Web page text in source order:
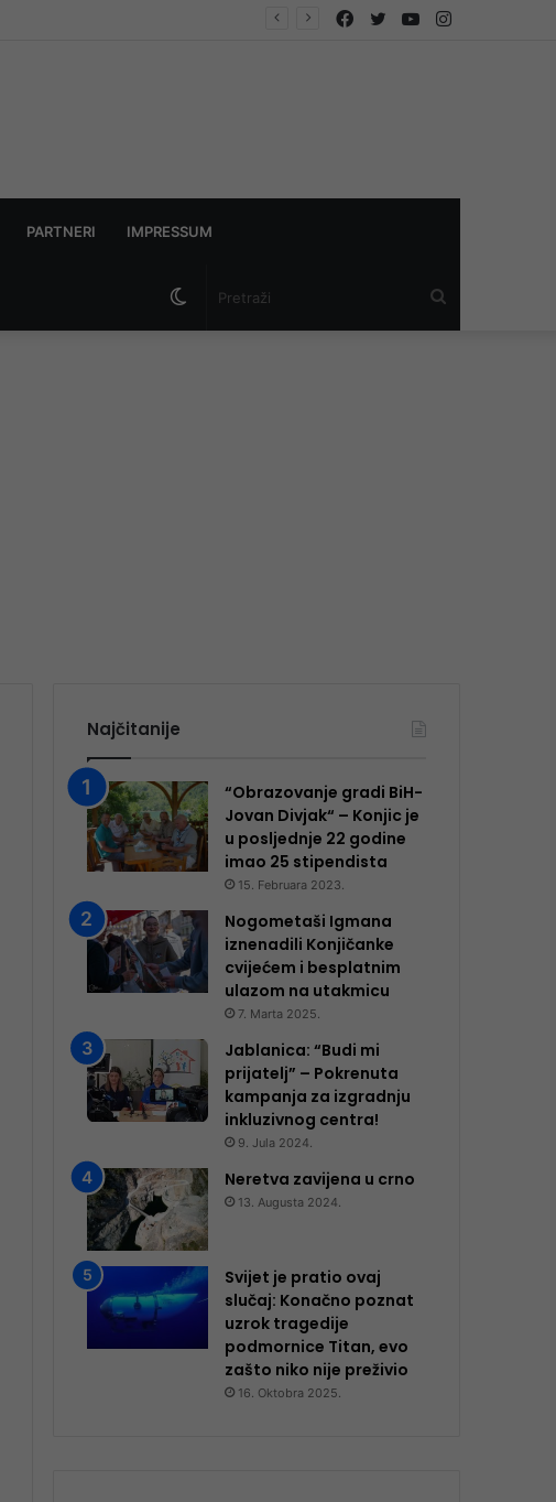
Instagram
YouTube
Twitter
Facebook
PARTNERI IMPRESSUM
Switch
Najčitanije
“Obrazovanje gradi BiH-
Jovan Divjak“ – Konjic je
u posljednje 22 godine
imao 25 ​​stipendista
15. Februara 2023.
Nogometaši Igmana
iznenadili Konjičanke
cvijećem i besplatnim
ulazom na utakmicu
7. Marta 2025.
Jablanica: “Budi mi
prijatelj” – Pokrenuta
kampanja za izgradnju
inkluzivnog centra!
9. Jula 2024.
Neretva zavijena u crno
13. Augusta 2024.
Svijet je pratio ovaj
slučaj: Konačno poznat
uzrok tragedije
podmornice Titan, evo
zašto niko nije preživio
16. Oktobra 2025.